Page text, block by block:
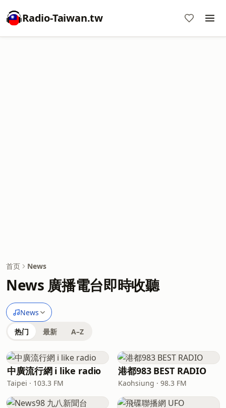
Radio-Taiwan.tw
首页 News
News 廣播電台即時收聽
News
热门 最新 A–Z
中廣流行網 i like radio
Taipei · 103.3 FM
港都983 BEST RADIO
Kaohsiung · 98.3 FM